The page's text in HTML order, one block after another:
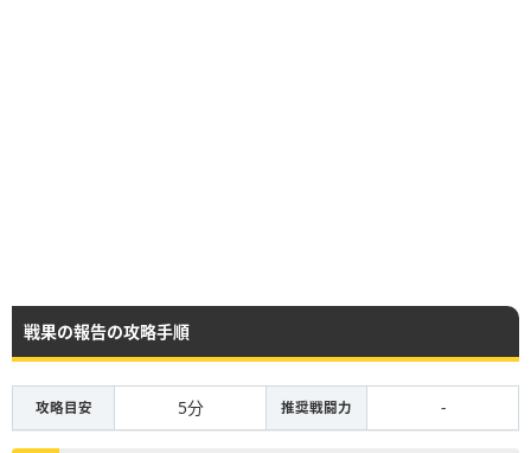
戦果の報告の攻略手順
攻略目安 5分 推奨戦闘力 -